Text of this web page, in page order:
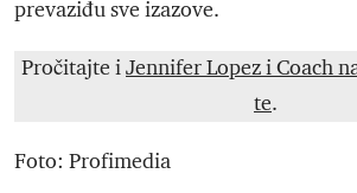
prevaziđu sve izazove.
Pročitajte iJennifer Lopez i Coach
te.
Foto: Profimedia